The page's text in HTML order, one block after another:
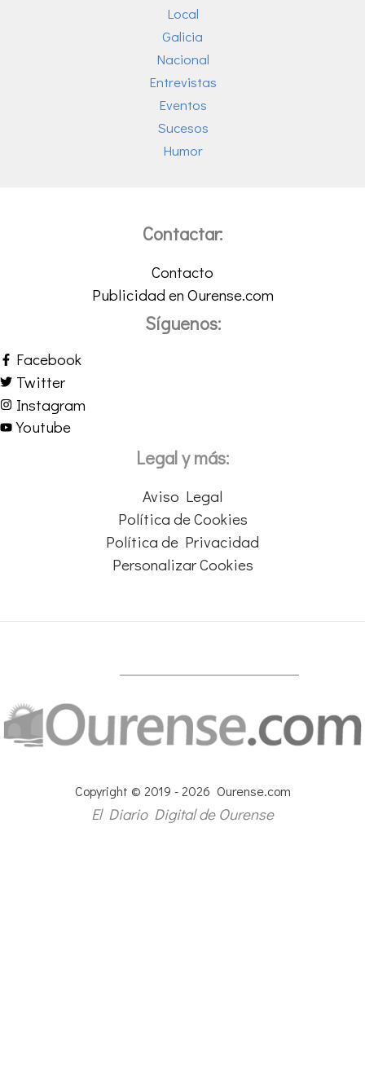
Local
Galicia
Nacional
Entrevistas
Eventos
Sucesos
Humor
Contactar:
Contacto
Publicidad en Ourense.com
Síguenos:
Facebook
Twitter
Instagram
Youtube
Legal y más:
Aviso Legal
Política de Cookies
Política de Privacidad
Personalizar Cookies
Copyright © 2019 - 2026 Ourense.com
El Diario Digital de Ourense